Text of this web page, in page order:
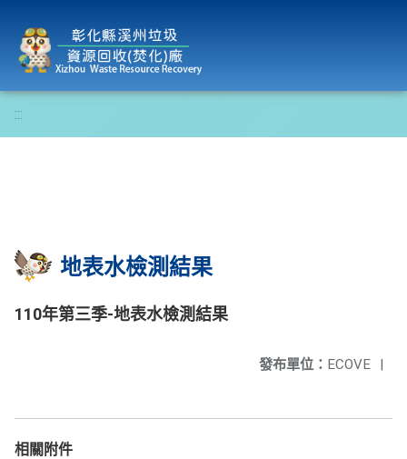
:::
地表水檢測結果
110年第三季-地表水檢測結果
發布單位： ECOVE |
相關附件